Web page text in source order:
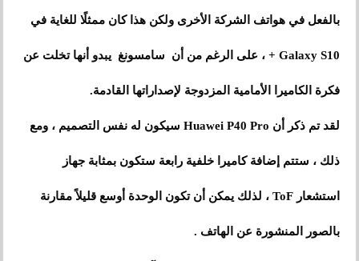
بالفعل في هواتف الشركة الأخرى ولكن هذا كان ممثلًا للغاية في
Galaxy S10 + ، على الرغم من أن سامسونغ يبدو أنها تخلت عن
فكرة الكاميرا الأمامية المزدوجة لإصداراتها القادمة.
لقد تم ذكر أن Huawei P40 Pro سيكون له نفس التصميم ، ومع
ذلك ، ستتم إضافة كاميرا خلفية رابعة ستكون بمثابة جهاز
استشعار ToF ، لذلك يمكن أن تكون الوحدة أوسع قليلاً مقارنة
بالصور المنشورة عن الهاتف .